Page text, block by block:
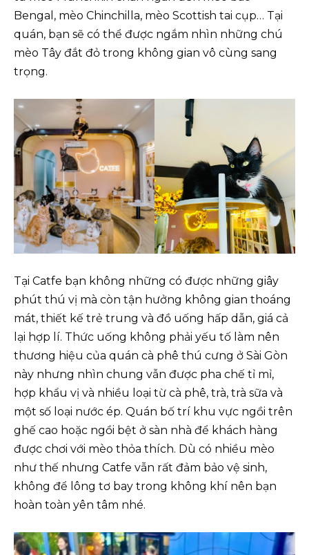
Bengal, mèo Chinchilla, mèo Scottish tai cụp… Tại
quán, bạn sẽ có thể được ngắm nhìn những chú
mèo Tây đắt đỏ trong không gian vô cùng sang
trọng.
Tại Catfe bạn không những có được những giây
phút thú vị mà còn tận hưởng không gian thoáng
mát, thiết kế trẻ trung và đồ uống hấp dẫn, giá cả
lại hợp lí. Thức uống không phải yếu tố làm nên
thương hiệu của quán cà phê thú cưng ở Sài Gòn
này nhưng nhìn chung vẫn được pha chế tỉ mỉ,
hợp khẩu vị và nhiều loại từ cà phê, trà, trà sữa và
một số loại nước ép. Quán bố trí khu vực ngồi trên
ghế cao hoặc ngồi bệt ở sàn nhà để khách hàng
được chơi với mèo thỏa thích. Dù có nhiều mèo
như thế nhưng Catfe vẫn rất đảm bảo vệ sinh,
không để lông tơ bay trong không khí nên bạn
hoàn toàn yên tâm nhé.